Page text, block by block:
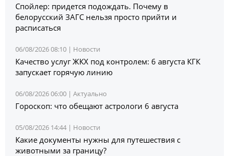
Спойлер: придется подождать. Почему в
белорусский ЗАГС нельзя просто прийти и
расписаться
06/08/2026 08:10 | Новости
Качество услуг ЖКХ под контролем: 6 августа КГК
запускает горячую линию
06/08/2026 06:00 | Актуально
Гороскоп: что обещают астрологи 6 августа
05/08/2026 14:44 | Новости
Какие документы нужны для путешествия с
животными за границу?